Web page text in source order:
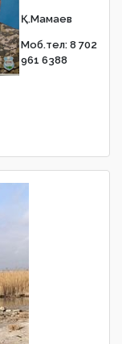
Қ.Мамаев
Моб.тел: 8 702
961 6388